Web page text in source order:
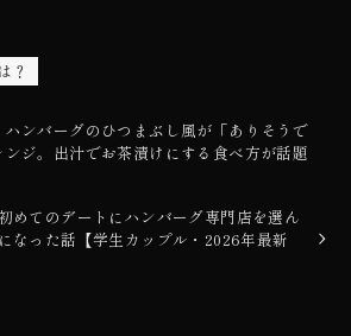
？
ハンバーグのひつまぶし風が「ありそうで
ジ。出汁でお茶漬けにする食べ方が話題
めてのデートにハンバーグ専門店を選ん
なった話【学生カップル・2026年最新